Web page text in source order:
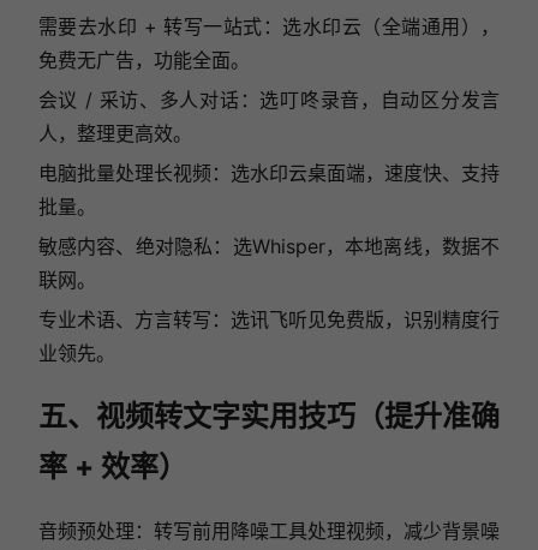
需要去水印 + 转写一站式：选水印云（全端通用），
免费无广告，功能全面。
会议 / 采访、多人对话：选叮咚录音，自动区分发言
人，整理更高效。
电脑批量处理长视频：选水印云桌面端，速度快、支持
批量。
敏感内容、绝对隐私：选Whisper，本地离线，数据不
联网。
专业术语、方言转写：选讯飞听见免费版，识别精度行
业领先。
五、视频转文字实用技巧（提升准确
率 + 效率）
音频预处理：转写前用降噪工具处理视频，减少背景噪